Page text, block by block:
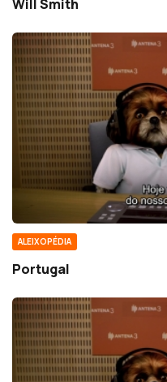
Will Smith
ALEIXOPÉDIA
Portugal